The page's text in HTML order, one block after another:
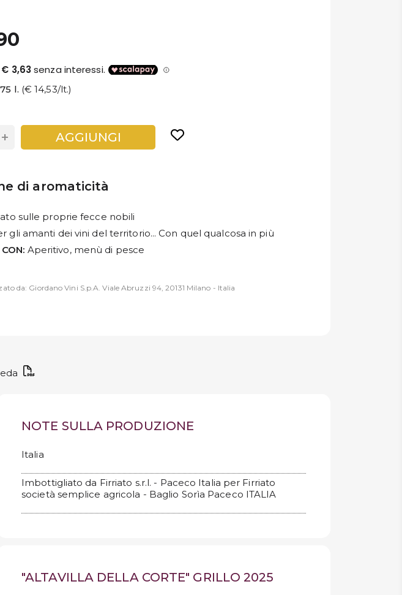
l. (€ 14,53/lt.)
+ AGGIUNGI
di aromaticità
sulle proprie fecce nobili
gli amanti dei vini del territorio... Con quel qualcosa in più
Aperitivo, menù di pesce
da: Giordano Vini S.p.A. Viale Abruzzi 94, 20131 Milano - Italia
NOTE SULLA PRODUZIONE
Italia
Imbottigliato da Firriato s.r.l. - Paceco Italia per Firriato
società semplice agricola - Baglio Sorìa Paceco ITALIA
"ALTAVILLA DELLA CORTE" GRILLO 2025